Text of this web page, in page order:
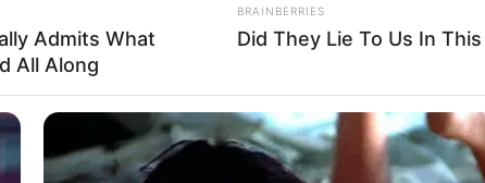
Admits What
All Along
BRAINBERRIES
Did They Lie To Us In